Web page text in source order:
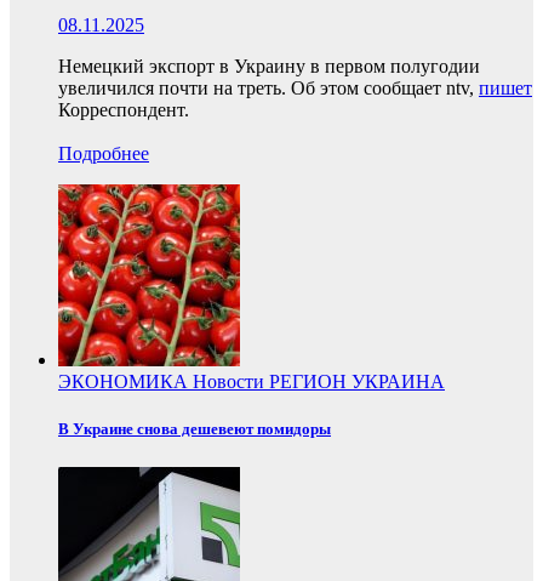
08.11.2025
Немецкий экспорт в Украину в первом полугодии
увеличился почти на треть. Об этом сообщает ntv, пишет
Корреспондент.
Подробнее
ЭКОНОМИКА Новости РЕГИОН УКРАИНА
В Украине снова дешевеют помидоры